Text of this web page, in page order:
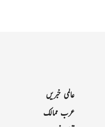
عالمی خبریں
عرب ممالک